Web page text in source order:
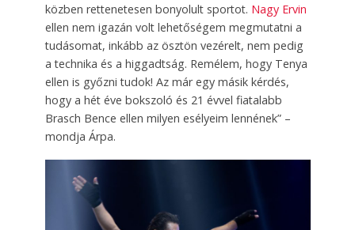
közben rettenetesen bonyolult sportot. Nagy Ervin
ellen nem igazán volt lehetőségem megmutatni a
tudásomat, inkább az ösztön vezérelt, nem pedig
a technika és a higgadtság. Remélem, hogy Tenya
ellen is győzni tudok! Az már egy másik kérdés,
hogy a hét éve bokszoló és 21 évvel fiatalabb
Brasch Bence ellen milyen esélyeim lennének” –
mondja Árpa.